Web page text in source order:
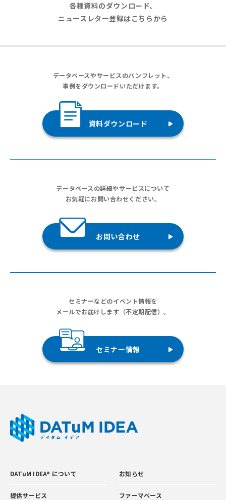
各種資料のダウンロード、
ニュースレター登録はこちらから
データベースやサービスのパンフレット、
事例をダウンロードいただけます。
資料ダウンロード
データベースの詳細やサービスについて
お気軽にお問い合わせください。
お問い合わせ
セミナーなどのイベント情報を
メールでお届けします（不定期配信）。
セミナー情報
DATuM IDEA® について お知らせ
提供サービス ファーマベース